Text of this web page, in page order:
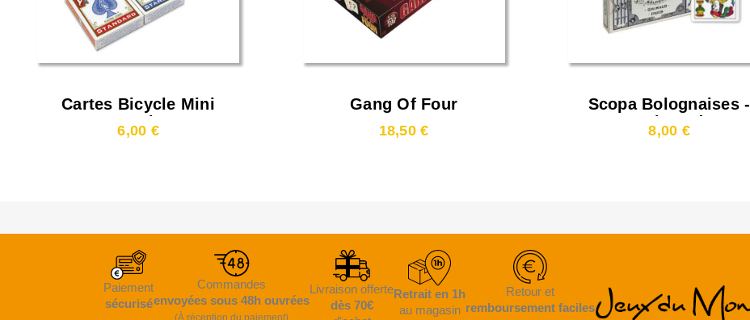
Cartes Bicycle Mini
Deck
6,00 €
Gang Of Four
18,50 €
Scopa Bolognaises -
Grimaud
8,00 €
Paiement
sécurisé
Commandes
envoyées sous 48h ouvrées
(À réception du paiement)
Livraison offerte
dès 70€
Retrait en 1h
au magasin
Retour et
remboursement faciles